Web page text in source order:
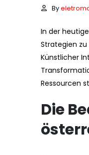
By
In der
Strategien
Künstlicher
Ressourcen
Die